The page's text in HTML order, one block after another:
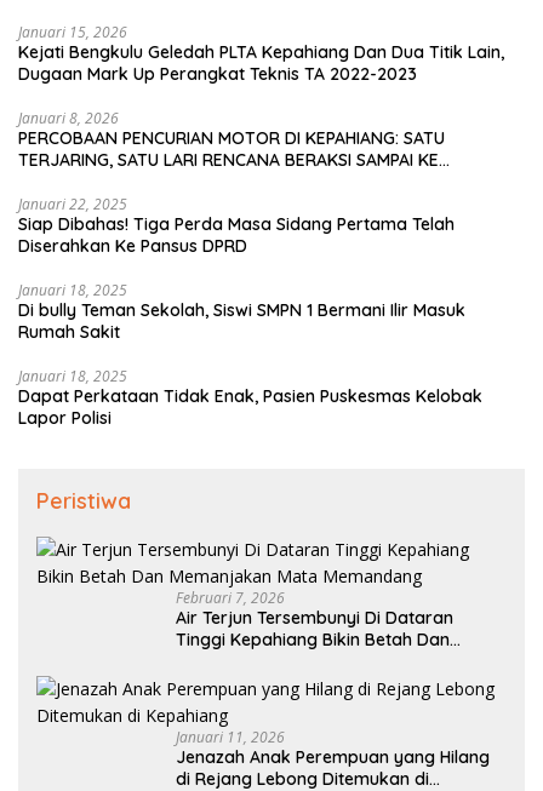
Januari 15, 2026
Kejati Bengkulu Geledah PLTA Kepahiang Dan Dua Titik Lain,
Dugaan Mark Up Perangkat Teknis TA 2022-2023
Januari 8, 2026
PERCOBAAN PENCURIAN MOTOR DI KEPAHIANG: SATU
TERJARING, SATU LARI RENCANA BERAKSI SAMPAI KE
Januari 22, 2025
Siap Dibahas! Tiga Perda Masa Sidang Pertama Telah
Diserahkan Ke Pansus DPRD
Januari 18, 2025
Di bully Teman Sekolah, Siswi SMPN 1 Bermani Ilir Masuk
Rumah Sakit
Januari 18, 2025
Dapat Perkataan Tidak Enak, Pasien Puskesmas Kelobak
Lapor Polisi
Peristiwa
Februari 7, 2026
Air Terjun Tersembunyi Di Dataran
Tinggi Kepahiang Bikin Betah Dan
Januari 11, 2026
Jenazah Anak Perempuan yang Hilang
di Rejang Lebong Ditemukan di